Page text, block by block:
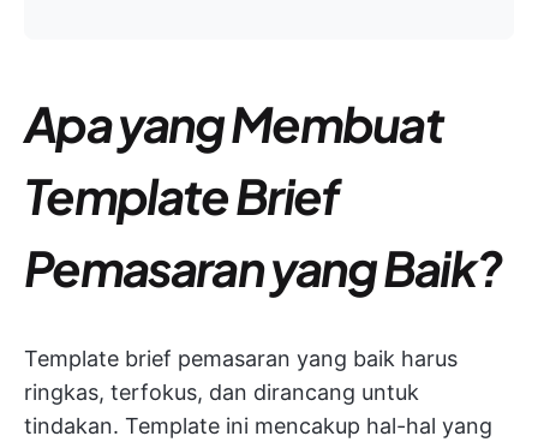
Apa yang Membuat
Template Brief
Pemasaran yang Baik?
Template brief pemasaran yang baik harus
ringkas, terfokus, dan dirancang untuk
tindakan. Template ini mencakup hal-hal yang